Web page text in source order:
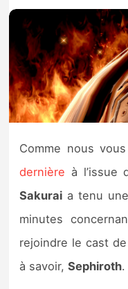
Chiffres de
Rumeurs
Nintendo
Tests et
Tests de jeux
Tests
Autres tests
Previews
Comme nous
dernière à l’issue
Sakurai a tenu
minutes
rejoindre le cast de
à savoir,Sephiroth.